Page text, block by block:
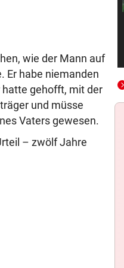
wie der Mann auf
Er habe niemanden
hatte gehofft, mit der
und müsse
Vaters gewesen.
– zwölf Jahre